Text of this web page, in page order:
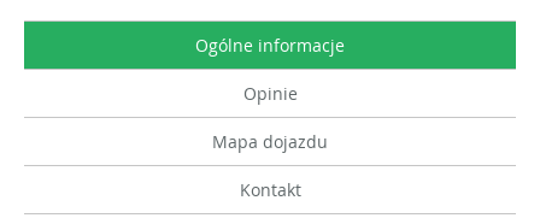
Ogólne informacje
Opinie
Mapa dojazdu
Kontakt